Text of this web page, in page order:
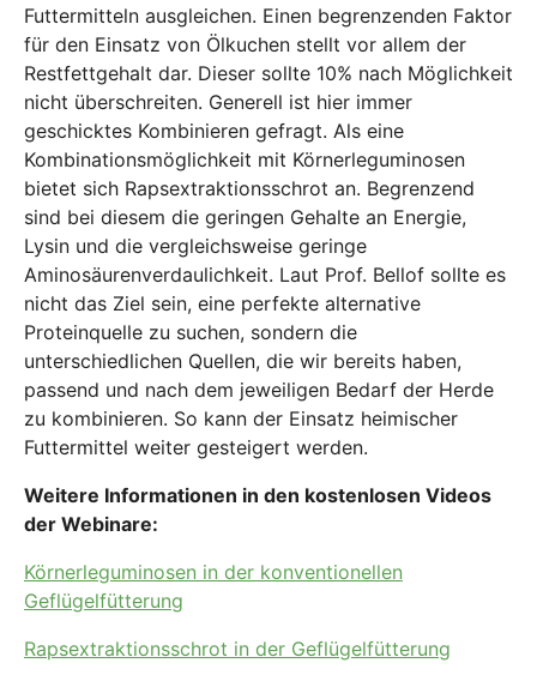
Futtermitteln ausgleichen. Einen begrenzenden Faktor
für den Einsatz von Ölkuchen stellt vor allem der
Restfettgehalt dar. Dieser sollte 10% nach Möglichkeit
nicht überschreiten. Generell ist hier immer
geschicktes Kombinieren gefragt. Als eine
Kombinationsmöglichkeit mit Körnerleguminosen
bietet sich Rapsextraktionsschrot an. Begrenzend
sind bei diesem die geringen Gehalte an Energie,
Lysin und die vergleichsweise geringe
Aminosäurenverdaulichkeit. Laut Prof. Bellof sollte es
nicht das Ziel sein, eine perfekte alternative
Proteinquelle zu suchen, sondern die
unterschiedlichen Quellen, die wir bereits haben,
passend und nach dem jeweiligen Bedarf der Herde
zu kombinieren. So kann der Einsatz heimischer
Futtermittel weiter gesteigert werden.
Weitere Informationen in den kostenlosen Videos
der Webinare:
Körnerleguminosen in der konventionellen
Geflügelfütterung
Rapsextraktionsschrot in der Geflügelfütterung